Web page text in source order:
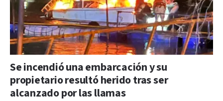
Se incendió una embarcación y su
propietario resultó herido tras ser
alcanzado por las llamas